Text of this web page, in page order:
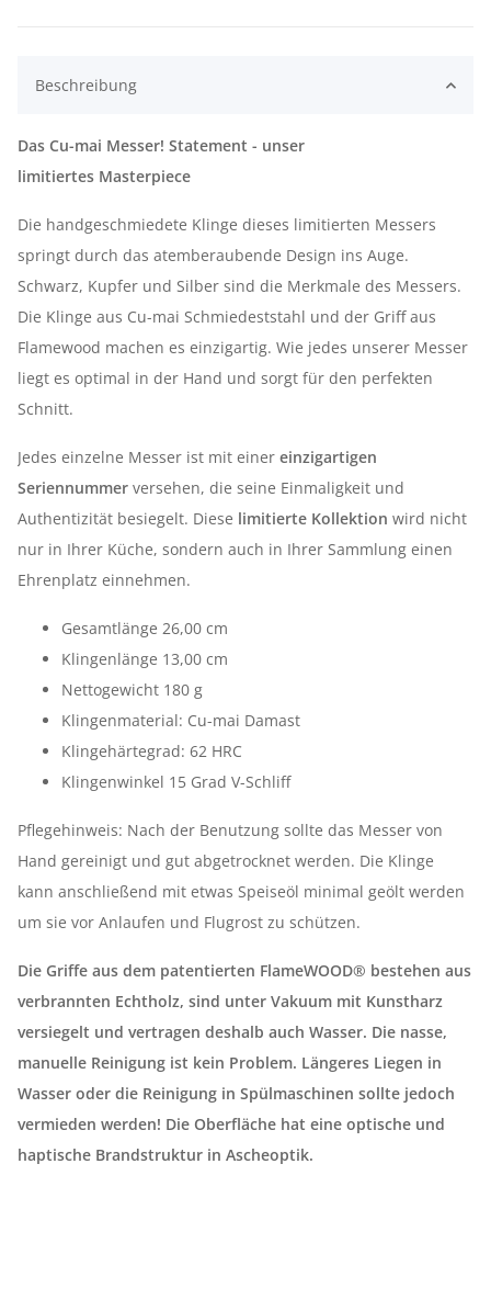
Beschreibung
Das Cu-mai Messer! Statement - unser
limitiertes Masterpiece
Die handgeschmiedete Klinge dieses limitierten Messers
springt durch das atemberaubende Design ins Auge.
Schwarz, Kupfer und Silber sind die Merkmale des Messers.
Die Klinge aus Cu-mai Schmiedeststahl und der Griff aus
Flamewood machen es einzigartig. Wie jedes unserer Messer
liegt es optimal in der Hand und sorgt für den perfekten
Schnitt.
Jedes einzelne Messer ist mit einer einzigartigen
Seriennummer versehen, die seine Einmaligkeit und
Authentizität besiegelt. Diese limitierte Kollektion wird nicht
nur in Ihrer Küche, sondern auch in Ihrer Sammlung einen
Ehrenplatz einnehmen.
Gesamtlänge 26,00 cm
Klingenlänge 13,00 cm
Nettogewicht 180 g
Klingenmaterial: Cu-mai Damast
Klingehärtegrad: 62 HRC
Klingenwinkel 15 Grad V-Schliff
Pflegehinweis: Nach der Benutzung sollte das Messer von
Hand gereinigt und gut abgetrocknet werden. Die Klinge
kann anschließend mit etwas Speiseöl minimal geölt werden
um sie vor Anlaufen und Flugrost zu schützen.
Die Griffe aus dem patentierten FlameWOOD® bestehen aus
verbrannten Echtholz, sind unter Vakuum mit Kunstharz
versiegelt und vertragen deshalb auch Wasser. Die nasse,
manuelle Reinigung ist kein Problem. Längeres Liegen in
Wasser oder die Reinigung in Spülmaschinen sollte jedoch
vermieden werden! Die Oberfläche hat eine optische und
haptische Brandstruktur in Ascheoptik.